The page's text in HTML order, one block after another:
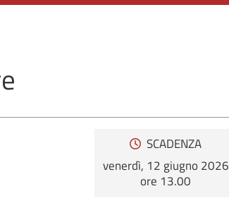
SCADENZA
venerdì, 12 giugno 2026
ore 13.00